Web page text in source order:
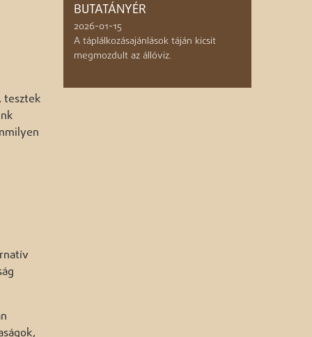
tesztek
BUTATÁNYÉR
2026-01-15
A táplálkozásajánlások táján kicsit
megmozdult az állóviz.